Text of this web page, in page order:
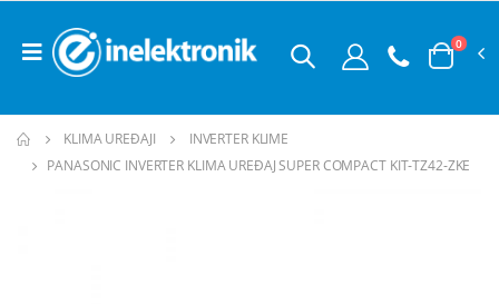
0
KLIMA UREĐAJI
INVERTER KLIME
PANASONIC INVERTER KLIMA UREĐAJ SUPER COMPACT KIT‑TZ42‑ZKE